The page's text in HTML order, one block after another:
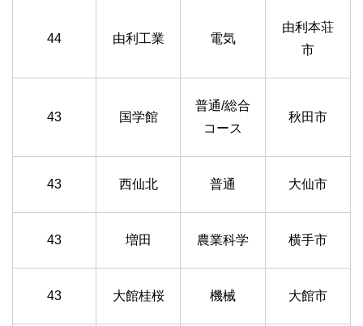
44 由利工業 電気
由利本荘
市
43 国学館
普通/総合
コース
秋田市
43 西仙北 普通 大仙市
43 増田 農業科学 横手市
43 大館桂桜 機械 大館市